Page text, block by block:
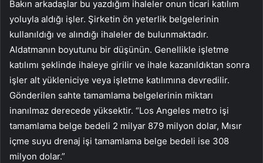
Bakın arkadaşlar bu yazdığım ihaleler onun ticari katılım
yoluyla aldığı işler. Şirketin ön yeterlik belgelerinin
kullanıldığı ve alındığı ihaleler de bulunmaktadır.
Aldatmanın boyutunu bir düşünün. Genellikle işletme
katılımı şeklinde ihaleye girilir ve ihale kazanıldıktan sonra
işler alt yükleniciye veya işletme katılımına devredilir.
Gönderilen sahte tamamlama belgelerinin miktarı
inanılmaz derecede yüksektir. “Los Angeles metro işi
tamamlama belge bedeli 2 milyar 879 milyon dolar, Mısır
içme suyu drenaj işi tamamlama belge bedeli ise 308
milyon dolar.”